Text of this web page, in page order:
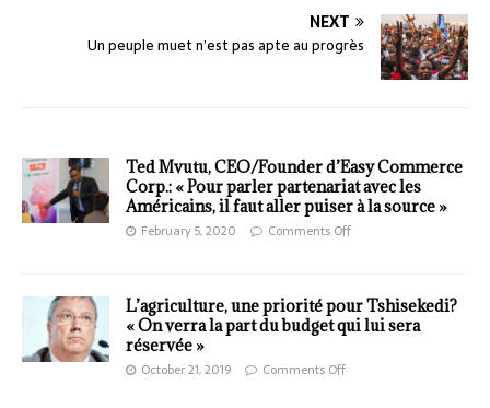
NEXT
Un peuple muet n’est pas apte au progrès
Ted Mvutu, CEO/Founder d’Easy Commerce
Corp.: « Pour parler partenariat avec les
Américains, il faut aller puiser à la source »
February 5, 2020 Comments Off
L’agriculture, une priorité pour Tshisekedi?
« On verra la part du budget qui lui sera
réservée »
October 21, 2019 Comments Off